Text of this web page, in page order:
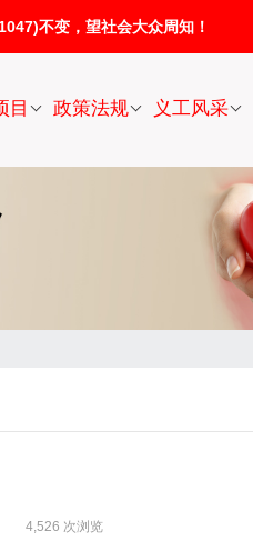
不变，望社会大众周知！
目 政策法规 义工风采
4,526 次浏览